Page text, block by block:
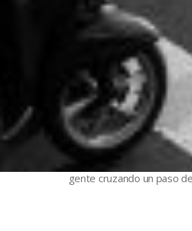
gente cruzando un paso